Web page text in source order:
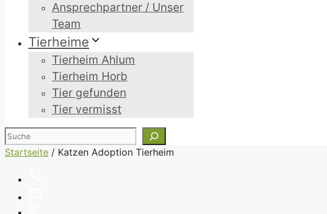
Ansprechpartner / Unser
Team
Tierheime
Tierheim Ahlum
Tierheim Horb
Tier gefunden
Tier vermisst
Suchen
Startseite / Katzen Adoption Tierheim